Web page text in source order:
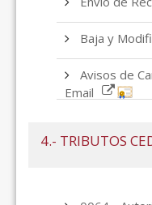
Baja y
Avisos de
Email
4.- TRIBUTOS